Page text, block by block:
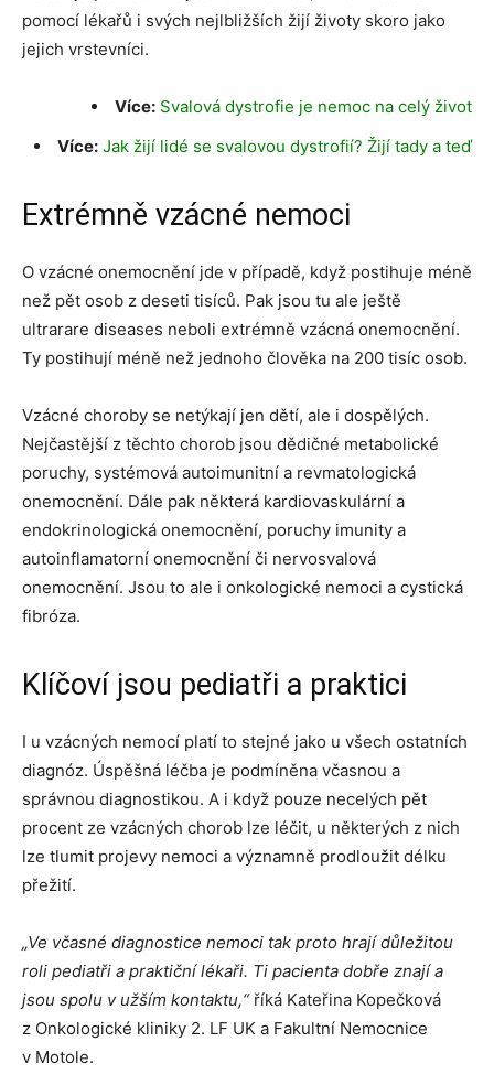
pomocí lékařů i svých nejlbližších žijí životy skoro jako
jejich vrstevníci.
Více: Svalová dystrofie je nemoc na celý život
Více: Jak žijí lidé se svalovou dystrofií? Žijí tady a teď
Extrémně vzácné nemoci
O vzácné onemocnění jde v případě, když postihuje méně
než pět osob z deseti tisíců. Pak jsou tu ale ještě
ultrarare diseases neboli extrémně vzácná onemocnění.
Ty postihují méně než jednoho člověka na 200 tisíc osob.
Vzácné choroby se netýkají jen dětí, ale i dospělých.
Nejčastější z těchto chorob jsou dědičné metabolické
poruchy, systémová autoimunitní a revmatologická
onemocnění. Dále pak některá kardiovaskulární a
endokrinologická onemocnění, poruchy imunity a
autoinflamatorní onemocnění či nervosvalová
onemocnění. Jsou to ale i onkologické nemoci a cystická
fibróza.
Klíčoví jsou pediatři a praktici
I u vzácných nemocí platí to stejné jako u všech ostatních
diagnóz. Úspěšná léčba je podmíněna včasnou a
správnou diagnostikou. A i když pouze necelých pět
procent ze vzácných chorob lze léčit, u některých z nich
lze tlumit projevy nemoci a významně prodloužit délku
přežití.
„Ve včasné diagnostice nemoci tak proto hrají důležitou
roli pediatři a praktiční lékaři. Ti pacienta dobře znají a
jsou spolu v užším kontaktu,“říká Kateřina Kopečková
z Onkologické kliniky 2. LF UK a Fakultní Nemocnice
v Motole.